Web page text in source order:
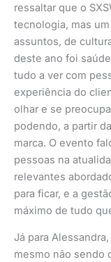
ressaltar que o
tecnologia, mas
assuntos, de
deste ano foi
tudo a ver com
experiência do
olhar e se
podendo, a partir
marca. O evento
pessoas na
relevantes
para ficar, e a
máximo de tudo
Já para
mesmo não sendo